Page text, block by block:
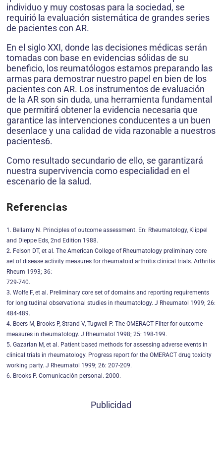
individuo y muy costosas para la sociedad, se
requirió la evaluación sistemática de grandes series
de pacientes con AR.
En el siglo XXI, donde las decisiones médicas serán
tomadas con base en evidencias sólidas de su
beneficio, los reumatólogos estamos preparando las
armas para demostrar nuestro papel en bien de los
pacientes con AR. Los instrumentos de evaluación
de la AR son sin duda, una herramienta fundamental
que permitirá obtener la evidencia necesaria que
garantice las intervenciones conducentes a un buen
desenlace y una calidad de vida razonable a nuestros
pacientes6.
Como resultado secundario de ello, se garantizará
nuestra supervivencia como especialidad en el
escenario de la salud.
Referencias
1. Bellamy N. Principles of outcome assessment. En: Rheumatology, Klippel
and Dieppe Eds, 2nd Edition 1988.
2. Felson DT, et al. The American College of Rheumatology preliminary core
set of disease activity measures for rheumatoid arthritis clinical trials. Arthritis
Rheum 1993; 36:
729-740.
3. Wolfe F, et al. Preliminary core set of domains and reporting requirements
for longitudinal observational studies in rheumatology. J Rheumatol 1999; 26:
484-489.
4. Boers M, Brooks P, Strand V, Tugwell P. The OMERACT Filter for outcome
measures in rheumatology. J Rheumatol 1998; 25: 198-199.
5. Gazarian M, et al. Patient based methods for assessing adverse events in
clinical trials in rheumatology. Progress report for the OMERACT drug toxicity
working party. J Rheumatol 1999; 26: 207-209.
6. Brooks P. Comunicación personal. 2000.
Publicidad